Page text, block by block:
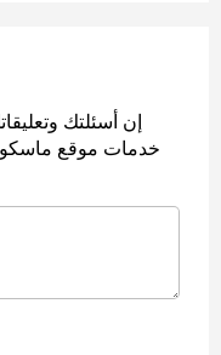
إن أسئلتك
خدمات موقع